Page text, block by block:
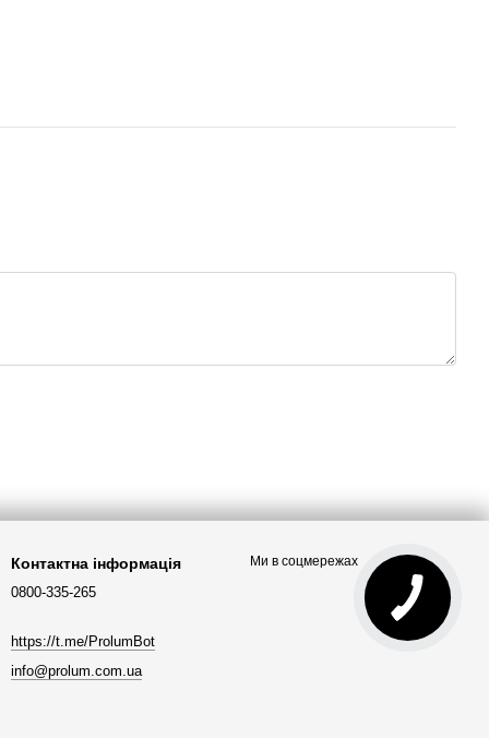
Контактна інформація
0800-335-265
https://t.me/ProlumBot
info@prolum.com.ua
Ми в соцмережах